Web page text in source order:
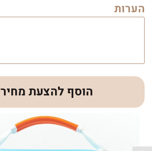
הערות
הוסף להצעת מחיר >